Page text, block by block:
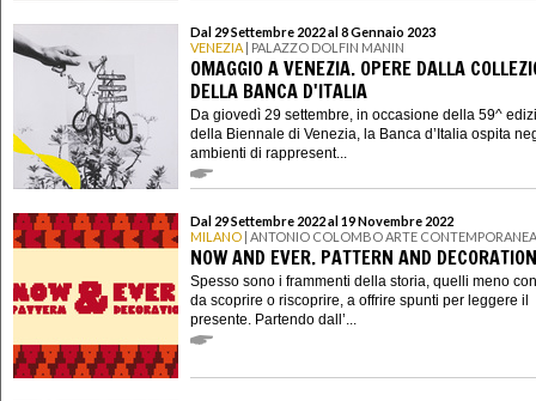
Dal 29 Settembre 2022 al 8 Gennaio 2023
VENEZIA | PALAZZO DOLFIN MANIN
OMAGGIO A VENEZIA. OPERE DALLA
DELLA BANCA D'ITALIA
Da giovedì 29 settembre, in occasione della 59^
della Biennale di Venezia, la Banca d’Italia ospita
ambienti di rappresent...
Dal 29 Settembre 2022 al 19 Novembre 2022
MILANO | ANTONIO COLOMBO ARTE CONTEMPORANEA
NOW AND EVER. PATTERN AND DECORATION
Spesso sono i frammenti della storia, quelli meno
da scoprire o riscoprire, a offrire spunti per leggere il
presente. Partendo dall’...